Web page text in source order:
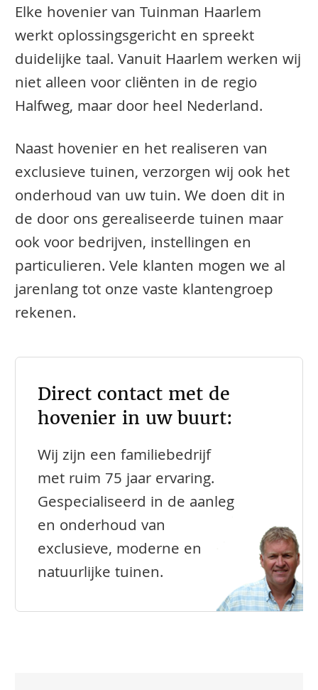
Elke hovenier van Tuinman Haarlem
werkt oplossingsgericht en spreekt
duidelijke taal. Vanuit Haarlem werken wij
niet alleen voor cliënten in de regio
Halfweg, maar door heel Nederland.
Naast hovenier en het realiseren van
exclusieve tuinen, verzorgen wij ook het
onderhoud van uw tuin. We doen dit in
de door ons gerealiseerde tuinen maar
ook voor bedrijven, instellingen en
particulieren. Vele klanten mogen we al
jarenlang tot onze vaste klantengroep
rekenen.
Direct contact met de
hovenier in uw buurt:
Wij zijn een familiebedrijf
met ruim 75 jaar ervaring.
Gespecialiseerd in de aanleg
en onderhoud van
exclusieve, moderne en
natuurlijke tuinen.